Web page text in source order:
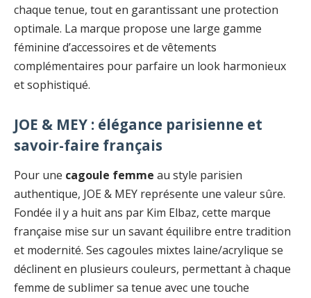
chaque tenue, tout en garantissant une protection
optimale. La marque propose une large gamme
féminine d’accessoires et de vêtements
complémentaires pour parfaire un look harmonieux
et sophistiqué.
JOE & MEY : élégance parisienne et
savoir-faire français
Pour une cagoule femme au style parisien
authentique, JOE & MEY représente une valeur sûre.
Fondée il y a huit ans par Kim Elbaz, cette marque
française mise sur un savant équilibre entre tradition
et modernité. Ses cagoules mixtes laine/acrylique se
déclinent en plusieurs couleurs, permettant à chaque
femme de sublimer sa tenue avec une touche